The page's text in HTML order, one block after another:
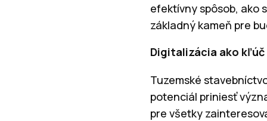
efektívny spôsob, ako
základný kameň pre
Digitalizácia ako
Tuzemské
potenciál priniesť
pre všetky